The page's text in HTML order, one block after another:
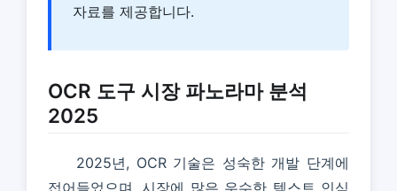
자료를 제공합니다.
OCR 도구 시장 파노라마 분석
2025
2025년, OCR 기술은 성숙한 개발 단계에
접어들었으며, 시장에 많은 우수한 텍스트 인식